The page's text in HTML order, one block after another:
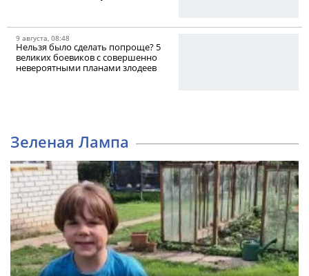
9 августа, 08:48
Нельзя было сделать попроще? 5
великих боевиков с совершенно
невероятными планами злодеев
Зеленая Лампа